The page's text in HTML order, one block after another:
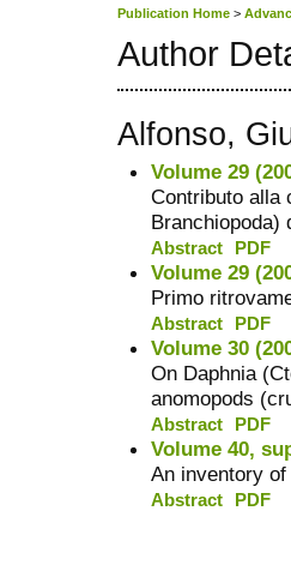
Publication Home >
Author
Alfonso,
Volume 29
Contributo alla
Branchiopoda)
Abstract PDF
Volume 29
Primo
Abstract PDF
Volume 30
On Daphnia
anomopods
Abstract PDF
Volume 40,
An inventory
Abstract PDF